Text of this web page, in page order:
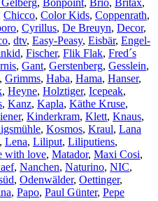
Chicco, Color Kids, Coppenrath,
, Cyrillus, De Breuyn, Decor,
, dtv, Easy-Peasy, Eisbär, Engel-
, Fischer, Flik Flak, Fred´s
, Gant, Gerstenberg, Gesslein,
, Grimms, Haba, Hama, Hanser,
, Heyne, Holztiger, Icepeak,
, Kanz, Kapla, Käthe Kruse,
, Kinderkram, Klett, Knaus,
, Kosmos, Kraul, Lana
, Lena, Liliput, Liliputiens,
with love, Matador, Maxi Cosi,
, Nanchen, Naturino, NIC,
, Odenwälder, Oettinger,
, Papo, Paul Günter, Pepe